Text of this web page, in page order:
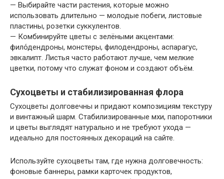
— Выбирайте части растения, которые можно
использовать длительно — молодые побеги, листовые
пластины, розетки суккулентов.
— Комбинируйте цветы с зелёными акцентами:
фило́дендроны, монстеры, филодендроны, аспарагус,
эвкалипт. Листья часто работают лучше, чем мелкие
цветки, потому что служат фоном и создают объём.
Сухоцветы и стабилизированная флора
Сухоцветы долговечны и придают композициям текстуру
и винтажный шарм. Стабилизированные мхи, папоротники
и цветы выглядят натурально и не требуют ухода —
идеально для постоянных декораций на сайте.
Используйте сухоцветы там, где нужна долговечность:
фоновые баннеры, рамки карточек продуктов,